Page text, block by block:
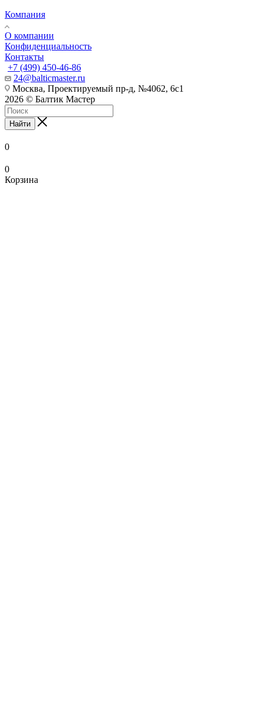
Компания
О компании
Конфиденциальность
Контакты
+7 (499) 450-46-86
24@balticmaster.ru
Москва, Проектируемый пр-д, №4062, 6с1
2026 © Балтик Мастер
Найти
0
0
Корзина